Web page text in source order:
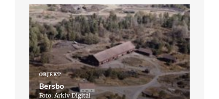
OBJEKT
Bersbo
Foto: Arkiv Digital